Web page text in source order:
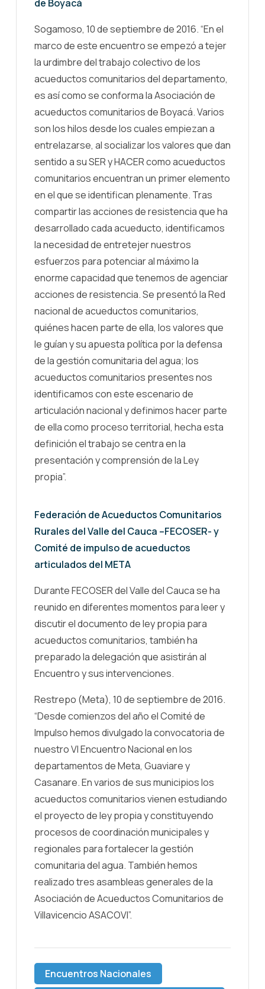
de Boyacá
Sogamoso, 10 de septiembre de 2016. “En el
marco de este encuentro se empezó a tejer
la urdimbre del trabajo colectivo de los
acueductos comunitarios del departamento,
es así como se conforma la Asociación de
acueductos comunitarios de Boyacá. Varios
son los hilos desde los cuales empiezan a
entrelazarse, al socializar los valores que dan
sentido a su SER y HACER como acueductos
comunitarios encuentran un primer elemento
en el que se identifican plenamente. Tras
compartir las acciones de resistencia que ha
desarrollado cada acueducto, identificamos
la necesidad de entretejer nuestros
esfuerzos para potenciar al máximo la
enorme capacidad que tenemos de agenciar
acciones de resistencia. Se presentó la Red
nacional de acueductos comunitarios,
quiénes hacen parte de ella, los valores que
le guían y su apuesta política por la defensa
de la gestión comunitaria del agua; los
acueductos comunitarios presentes nos
identificamos con este escenario de
articulación nacional y definimos hacer parte
de ella como proceso territorial, hecha esta
definición el trabajo se centra en la
presentación y comprensión de la Ley
propia”.
Federación de Acueductos Comunitarios
Rurales del Valle del Cauca –FECOSER- y
Comité de impulso de acueductos
articulados del META
Durante FECOSER del Valle del Cauca se ha
reunido en diferentes momentos para leer y
discutir el documento de ley propia para
acueductos comunitarios, también ha
preparado la delegación que asistirán al
Encuentro y sus intervenciones.
Restrepo (Meta), 10 de septiembre de 2016.
“Desde comienzos del año el Comité de
Impulso hemos divulgado la convocatoria de
nuestro VI Encuentro Nacional en los
departamentos de Meta, Guaviare y
Casanare. En varios de sus municipios los
acueductos comunitarios vienen estudiando
el proyecto de ley propia y constituyendo
procesos de coordinación municipales y
regionales para fortalecer la gestión
comunitaria del agua. También hemos
realizado tres asambleas generales de la
Asociación de Acueductos Comunitarios de
Villavicencio ASACOVI”.
Encuentros Nacionales